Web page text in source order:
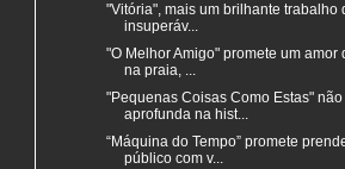
"Vitória", mais um brilhante trabalho
insuperáv...
"O Melhor Amigo" promete um amor
na praia, ...
"Pequenas Coisas Como Estas" não
aprofunda na hist...
“Máquina do Tempo” promete
público com v...